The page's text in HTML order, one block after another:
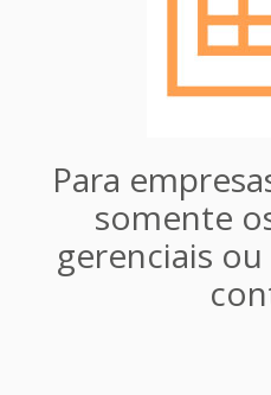
Para
somente
gerenciais